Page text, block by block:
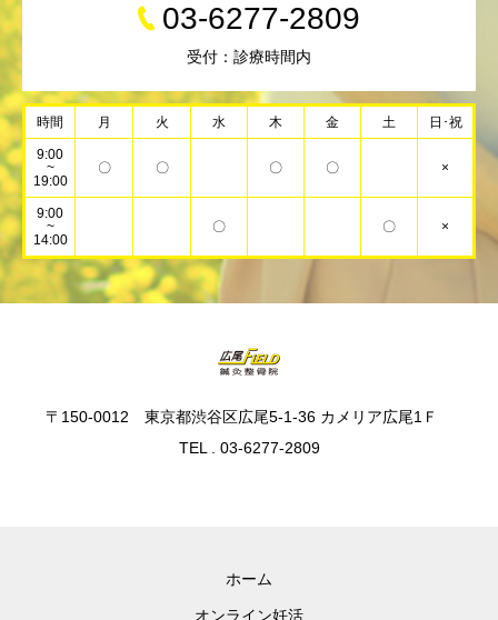
03-6277-2809
受付：診療時間内
時間 月 火 水 木 金 土 日･祝
9:00
~
19:00
〇 〇 〇 〇 ×
9:00
~
14:00
〇 〇 ×
〒150-0012 東京都渋谷区広尾5-1-36 カメリア広尾1Ｆ
TEL . 03-6277-2809
ホーム
オンライン妊活